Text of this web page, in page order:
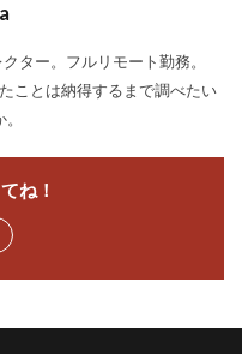
ター。フルリモート勤務。
ことは納得するまで調べたい
ね！